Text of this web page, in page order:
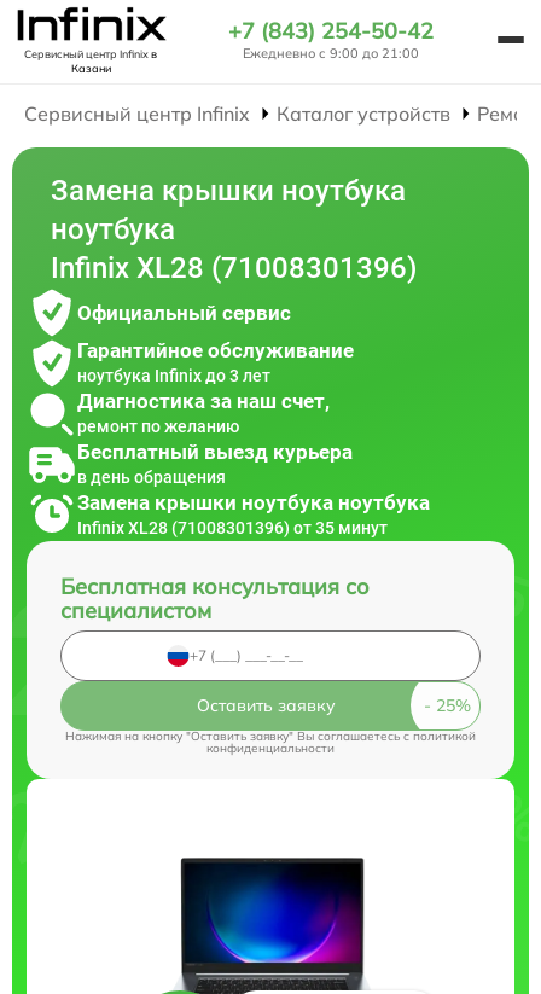
Сервисный центр Infinixв
Казани
+7 (843) 254-50-42
Ежедневно с 9:00 до 21:00
Сервисный центр Infinix Каталог устройств
Замена крышки ноутбука
ноутбука
Infinix XL28 (71008301396)
Официальный сервис
Гарантийное обслуживание
ноутбука Infinix до 3 лет
Диагностика за наш счет,
ремонт по желанию
Бесплатный выезд курьера
в день обращения
Замена крышки ноутбука ноутбука
Infinix XL28 (71008301396) от 35 минут
Бесплатная консультация со
специалистом
Оставить заявку
Нажимая на кнопку "Оставить заявку" Вы соглашаетесь cполитикой
конфиденциальности